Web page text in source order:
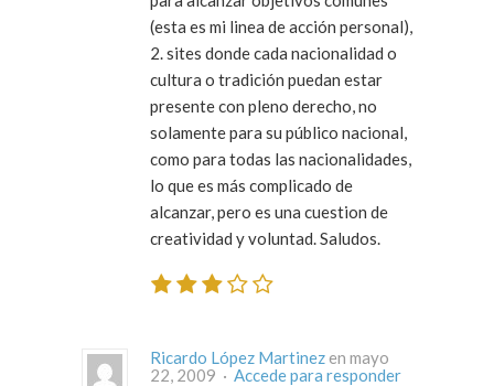
(esta es mi linea de acción personal),
2. sites donde cada nacionalidad o
cultura o tradición puedan estar
presente con pleno derecho, no
solamente para su público nacional,
como para todas las nacionalidades,
lo que es más complicado de
alcanzar, pero es una cuestion de
creatividad y voluntad. Saludos.
Ricardo López Martinez en mayo
22, 2009 · Accede para responder